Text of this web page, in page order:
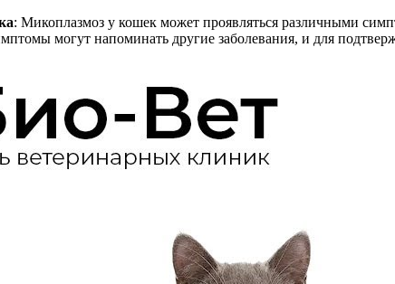
: Микоплазмоз у кошек может проявляться различными
могут напоминать другие заболевания, и для